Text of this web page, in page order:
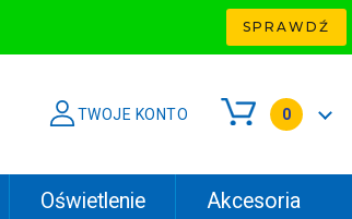
SPRAWDŹ
TWOJE KONTO 0
Oświetlenie Akcesoria